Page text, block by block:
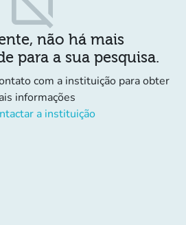
não há mais
para a sua pesquisa.
com a instituição para obter
informações
a instituição